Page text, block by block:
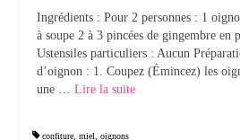
Ingrédients : Pour 2 personnes : 1
à soupe 2 à 3 pincées de gingembre en
Ustensiles particuliers : Aucun
d’oignon : 1. Coupez (Émincez) les
une … Lire la suite­­
confiture miel oignons